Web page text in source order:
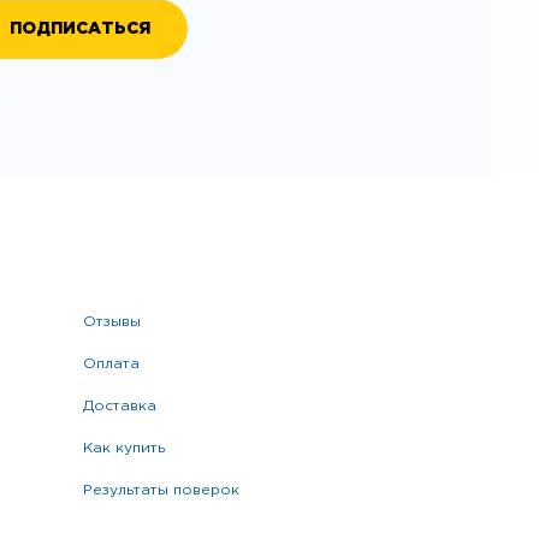
отзывы
оплата
доставка
как купить
результаты поверок